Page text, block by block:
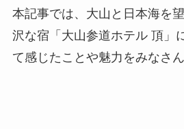
本記事では、大山と日本海を
沢な宿「大山参道ホテル 頂」
て感じたことや魅力をみなさ